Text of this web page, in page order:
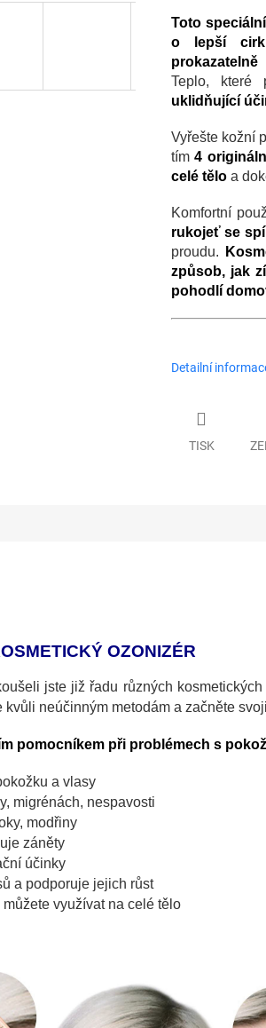
Toto
o lepší
Teplo, které
uklidňující
Vyřešte kožní
tím4
celé tělo a
Komfortní
rukojeť se
proudu.
způsob, jak
pohodlí
Detailní
TISK
OZONIZÉR
jste již řadu různých
kvůli neúčinným metodám a začněte
pomocníkem při problémech s
a vlasy
migrénách, nespavosti
modřiny
záněty
účinky
a podporuje jejich růst
využívat na celé tělo